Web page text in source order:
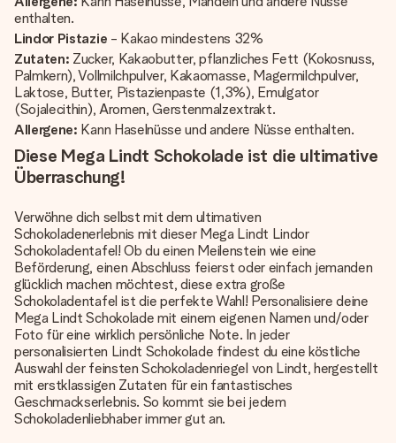
enthalten.
Lindor Pistazie - Kakao mindestens 32%
Zutaten: Zucker, Kakaobutter, pflanzliches Fett (Kokosnuss,
Palmkern), Vollmilchpulver, Kakaomasse, Magermilchpulver,
Laktose, Butter, Pistazienpaste (1,3%), Emulgator
(Sojalecithin), Aromen, Gerstenmalzextrakt.
Allergene: Kann Haselnüsse und andere Nüsse enthalten.
Diese Mega Lindt Schokolade ist die ultimative
Überraschung!
Verwöhne dich selbst mit dem ultimativen
Schokoladenerlebnis mit dieser Mega Lindt Lindor
Schokoladentafel! Ob du einen Meilenstein wie eine
Beförderung, einen Abschluss feierst oder einfach jemanden
glücklich machen möchtest, diese extra große
Schokoladentafel ist die perfekte Wahl! Personalisiere deine
Mega Lindt Schokolade mit einem eigenen Namen und/oder
Foto für eine wirklich persönliche Note. In jeder
personalisierten Lindt Schokolade findest du eine köstliche
Auswahl der feinsten Schokoladenriegel von Lindt, hergestellt
mit erstklassigen Zutaten für ein fantastisches
Geschmackserlebnis. So kommt sie bei jedem
Schokoladenliebhaber immer gut an.